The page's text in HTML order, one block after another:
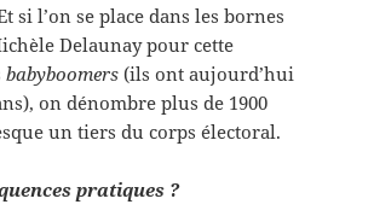
si l’on se place dans les bornes
Delaunay pour cette
babyboomers (ils ont aujourd’hui
on dénombre plus de 1900
un tiers du corps électoral.
pratiques ?